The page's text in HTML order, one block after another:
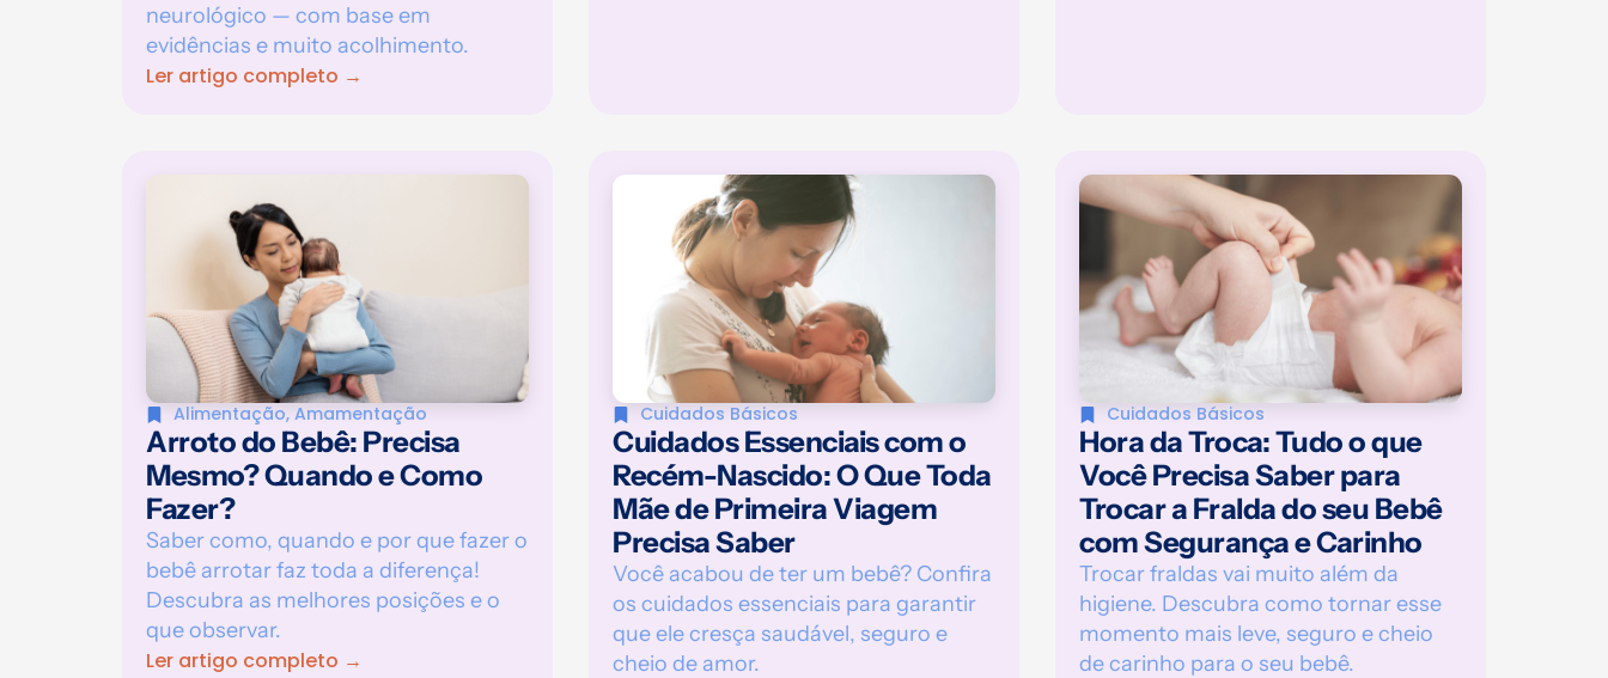
neurológico — com base em
evidências e muito acolhimento.
Ler artigo completo →
Alimentação, Amamentação
Arroto do Bebê: Precisa
Mesmo? Quando e Como
Fazer?
Saber como, quando e por que fazer o
bebê arrotar faz toda a diferença!
Descubra as melhores posições e o
que observar.
Ler artigo completo →
Cuidados Básicos
Cuidados Essenciais com o
Recém-Nascido: O Que Toda
Mãe de Primeira Viagem
Precisa Saber
Você acabou de ter um bebê? Confira
os cuidados essenciais para garantir
que ele cresça saudável, seguro e
cheio de amor.
Cuidados Básicos
Hora da Troca: Tudo o que
Você Precisa Saber para
Trocar a Fralda do seu Bebê
com Segurança e Carinho
Trocar fraldas vai muito além da
higiene. Descubra como tornar esse
momento mais leve, seguro e cheio
de carinho para o seu bebê.